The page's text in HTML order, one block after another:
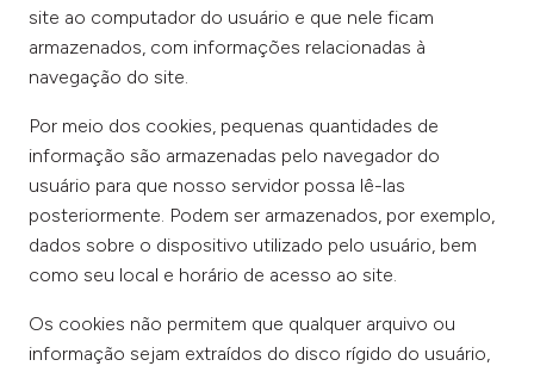
site ao computador do usuário e que nele ficam
armazenados, com informações relacionadas à
navegação do site.
Por meio dos cookies, pequenas quantidades de
informação são armazenadas pelo navegador do
usuário para que nosso servidor possa lê-las
posteriormente. Podem ser armazenados, por exemplo,
dados sobre o dispositivo utilizado pelo usuário, bem
como seu local e horário de acesso ao site.
Os cookies não permitem que qualquer arquivo ou
informação sejam extraídos do disco rígido do usuário,